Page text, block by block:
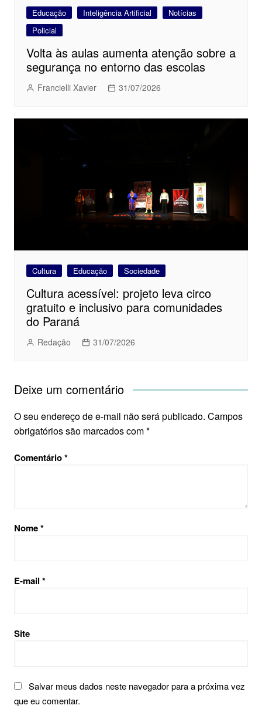
Educação Inteligência Artificial
Notícias
Policial
Volta às aulas aumenta atenção sobre a
segurança no entorno das escolas
Francielli Xavier 31/07/2026
Cultura Educação Sociedade
Cultura acessível: projeto leva circo
gratuito e inclusivo para comunidades
do Paraná
Redação 31/07/2026
Deixe um comentário
O seu endereço de e-mail não será publicado. Campos
obrigatórios são marcados com*
Comentário*
Nome*
E-mail *
Site
Salvar meus dados neste navegador para a próxima vez
que eu comentar.